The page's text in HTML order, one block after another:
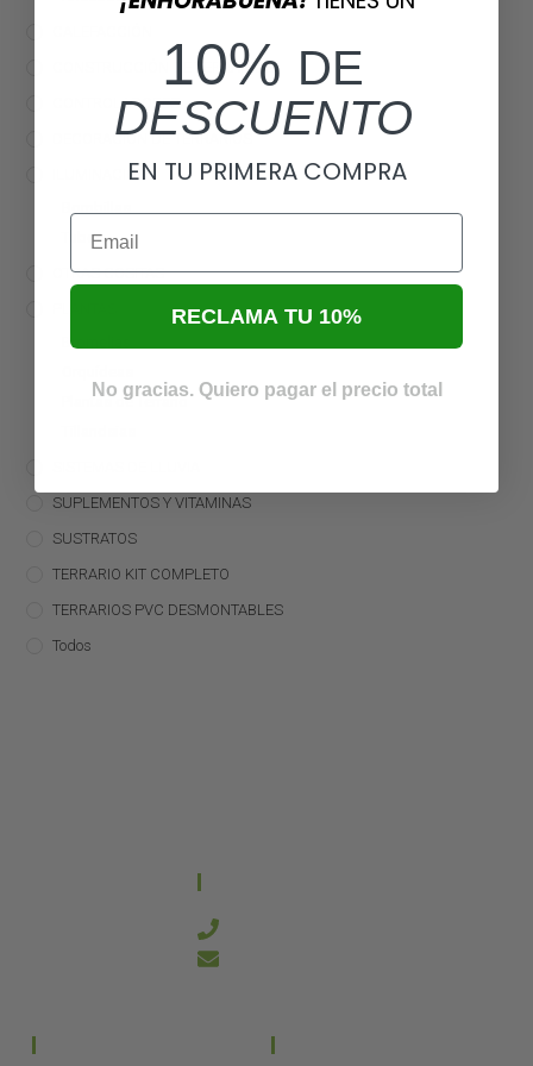
CONSTRUCCIÓN DE TERRARIOS
CONTROLADORES
DECORACIÓN DE TERRARIOS
ILUMINACIÓN
Tubos
OTRAS COSITAS
Bromelias
Plantas de Terrario
SUPLEMENTOS Y VITAMINAS
SUSTRATOS
TERRARIO KIT COMPLETO
TERRARIOS PVC DESMONTABLES
Todos
10% DE
DESCUENTO
EN TU PRIMERA COMPRA
Email
RECLAMA TU 10%
No gracias. Quiero pagar el precio total